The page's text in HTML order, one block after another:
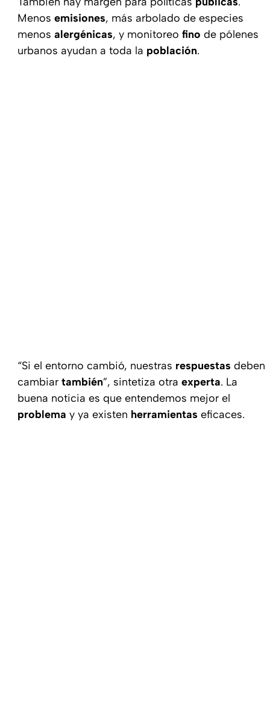
Menos emisiones, más arbolado de especies
menos alergénicas, y monitoreo fino de pólenes
urbanos ayudan a toda la población.
“Si el entorno cambió, nuestras respuestas deben
cambiar también”, sintetiza otra experta. La
buena noticia es que entendemos mejor el
problema y ya existen herramientas eficaces.